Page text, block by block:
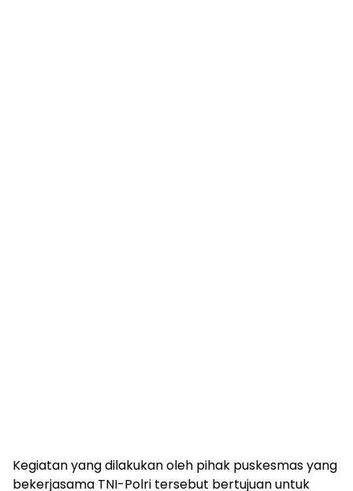
Kegiatan yang dilakukan oleh pihak puskesmas yang
bekerjasama TNI-Polri tersebut bertujuan untuk